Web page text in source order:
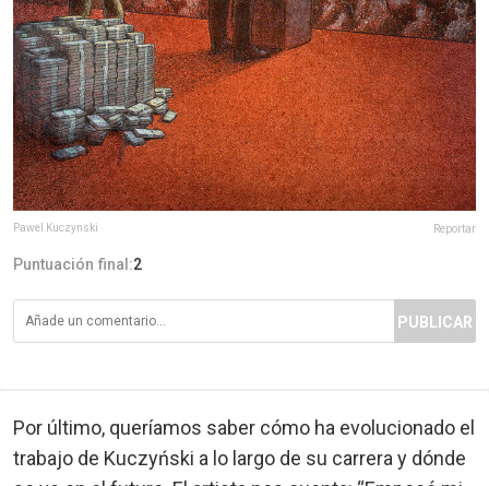
Pawel Kuczynski Reportar
Puntuación final:2
PUBLICAR
Por último, queríamos saber cómo ha evolucionado el
trabajo de Kuczyński a lo largo de su carrera y dónde